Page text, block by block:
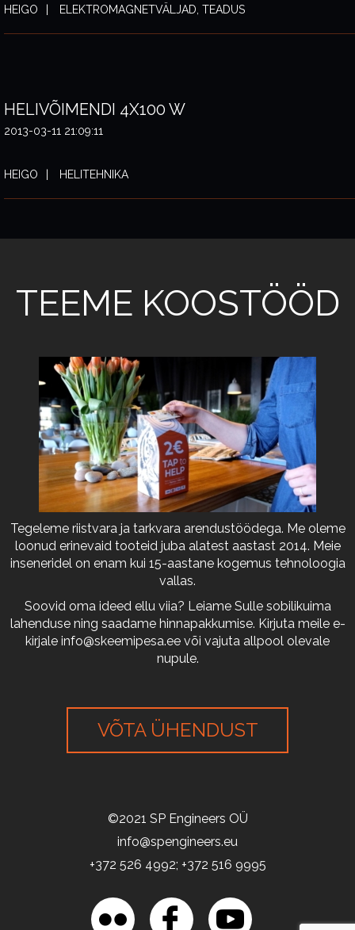
HEIGO ELEKTROMAGNETVÄLJAD, TEADUS
HELIVÕIMENDI 4X100 W
2013-03-11 21:09:11
HEIGO HELITEHNIKA
TEEME KOOSTÖÖD
Tegeleme riistvara ja tarkvara arendustöödega. Me oleme
loonud erinevaid tooteid juba alatest aastast 2014. Meie
inseneridel on enam kui 15-aastane kogemus tehnoloogia
vallas.
Soovid oma ideed ellu viia? Leiame Sulle sobilikuima
lahenduse ning saadame hinnapakkumise. Kirjuta meile e-
kirjale info@skeemipesa.ee või vajuta allpool olevale
nupule.
VÕTA ÜHENDUST
©2021 SP Engineers OÜ
info@spengineers.eu
+372 526 4992; +372 516 9995